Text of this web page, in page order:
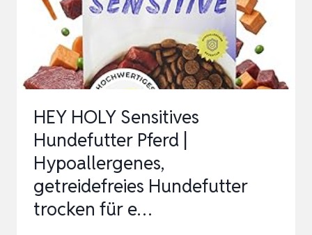
|
HYPOALLERGENES
HUNDEFUTTER…
HEY HOLY Sensitives
Hundefutter Pferd |
Hypoallergenes,
getreidefreies Hundefutter
trocken für e…